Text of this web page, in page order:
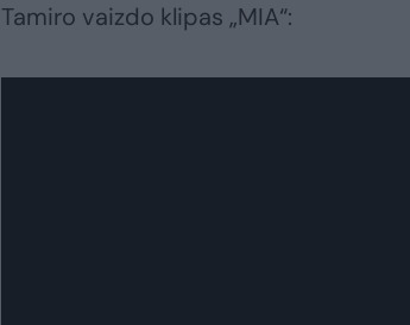
Tamiro vaizdo klipas „MIA“: